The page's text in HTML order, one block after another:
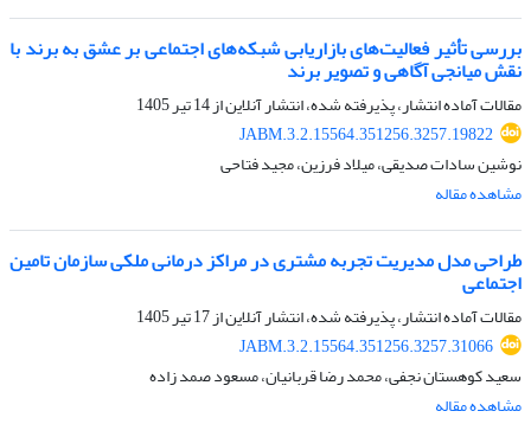
بررسی تأثیر فعالیت‌های بازاریابی شبکه‌های اجتماعی بر عشق به برند با
نقش میانجی آگاهی و تصویر برند
مقالات آماده انتشار، پذیرفته شده، انتشار آنلاین از14 تیر 1405
JABM.3.2.15564.351256.3257.19822
نوشین سادات صدیقی، میلاد فرزین، مجید فتاحی
مشاهده مقاله
طراحی مدل مدیریت تجربه مشتری در مراکز درمانی ملکی سازمان تامین
اجتماعی
مقالات آماده انتشار، پذیرفته شده، انتشار آنلاین از17 تیر 1405
JABM.3.2.15564.351256.3257.31066
سعید کوهستان نجفی، محمد رضا قربانیان، مسعود صمد زاده
مشاهده مقاله